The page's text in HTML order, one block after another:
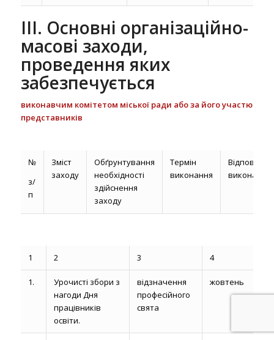
ІІІ. Основні організаційно-
масові заходи,
проведення яких
забезпечується
виконавчим комітетом міської ради або за його участю
представників
№
з/
п
Зміст
заходу
Обґрунтування
необхідності
здійснення
заходу
Термін
виконання
виконавці
1 2 3 4
1.
Урочисті збори з
нагоди Дня
працівників
освіти.
відзначення
професійного
свята
жовтень